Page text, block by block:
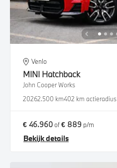
Venlo
MINI Hatchback
John Cooper Works
20262.500 km402 km actieradius
€ 46.960of€ 889 p/m
Bekijk details